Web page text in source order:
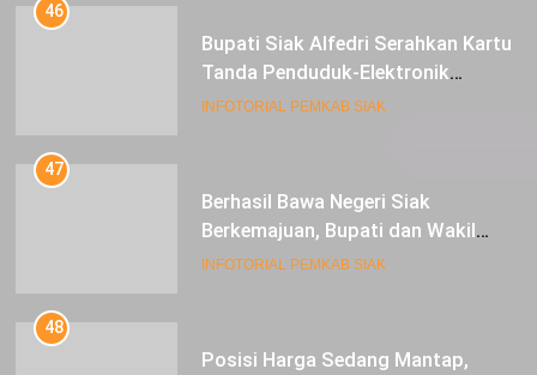
46
Bupati Siak Alfedri Serahkan Kartu
Tanda Penduduk-Elektronik
Kepada Pelajar SMK 1 Koto Gasib
INFOTORIAL PEMKAB SIAK
47
Berhasil Bawa Negeri Siak
Berkemajuan, Bupati dan Wakil
Bupati Siak Terima Gelar Adat
INFOTORIAL PEMKAB SIAK
48
Posisi Harga Sedang Mantap,